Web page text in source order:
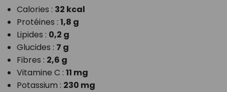
Calories : 32 kcal
Protéines : 1,8 g
Lipides : 0,2 g
Glucides : 7 g
Fibres : 2,6 g
Vitamine C : 11 mg
Potassium : 230 mg